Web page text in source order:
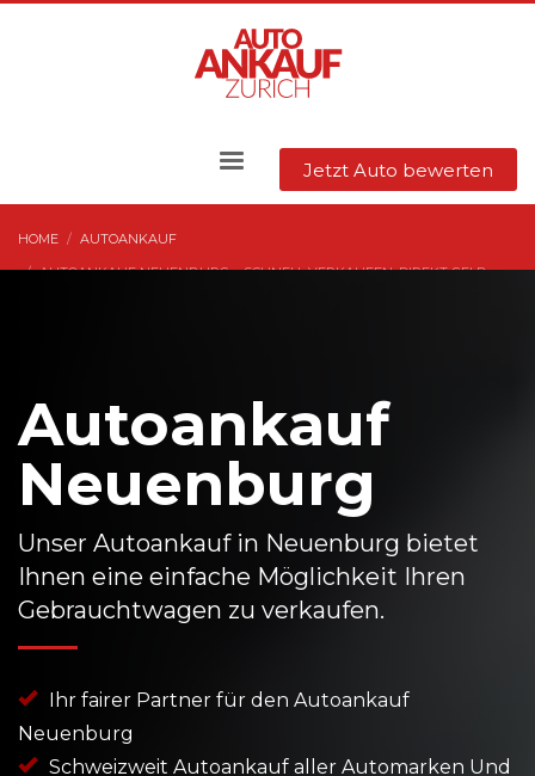
Jetzt Auto bewerten
HOME
AUTOANKAUF
AUTOANKAUF NEUENBURG – SCHNELL VERKAUFEN, DIREKT GELD‎
Autoankauf
Neuenburg
Unser Autoankauf in Neuenburg bietet
Ihnen eine einfache Möglichkeit Ihren
Gebrauchtwagen zu verkaufen.
Ihr fairer Partner für den Autoankauf
Neuenburg
Schweizweit Autoankauf aller Automarken Und